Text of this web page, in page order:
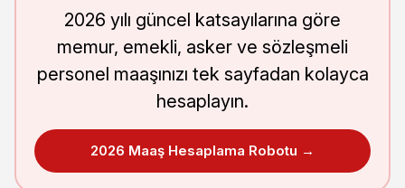
2026 yılı güncel katsayılarına göre
memur, emekli, asker ve sözleşmeli
personel maaşınızı tek sayfadan kolayca
hesaplayın.
2026 Maaş Hesaplama Robotu →